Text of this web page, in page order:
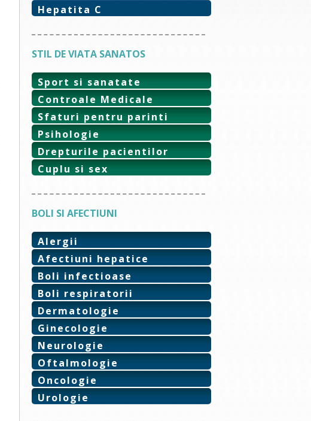
Hepatita C
STIL DE VIATA SANATOS
Sport si sanatate
Controale Medicale
Sfaturi pentru parinti
Psihologie
Drepturile pacientilor
Cuplu si sex
BOLI SI AFECTIUNI
Alergii
Afectiuni hepatice
Boli infectioase
Boli respiratorii
Dermatologie
Ginecologie
Neurologie
Oftalmologie
Oncologie
Urologie